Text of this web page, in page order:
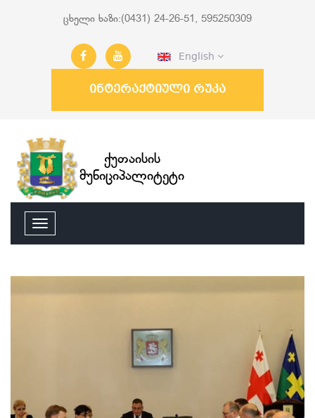
ცხელი ხაზი:(0431) 24-26-51, 595250309
English
ინტერაქტიული რუკა
ქუთაისის
მუნიციპალიტეტი